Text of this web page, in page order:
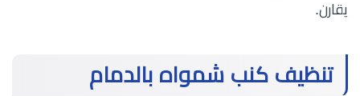
يقارن.
تنظيف كنب شمواه بالدمام